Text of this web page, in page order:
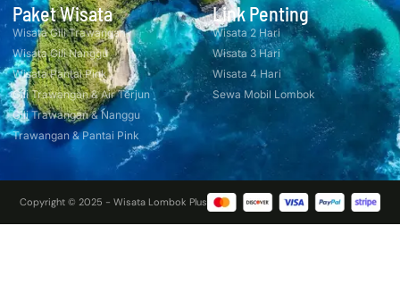
Paket Wisata
Wisata Gili Trawangan
Wisata Gili Nanggu
Wisata Pantai Pink
Gili Trawangan & Air Terjun
Gili Trawangan & Nanggu
Trawangan & Pantai Pink
Link Penting
Wisata 2 Hari
Wisata 3 Hari
Wisata 4 Hari
Sewa Mobil Lombok
Copyright © 2025 - Wisata Lombok Plus